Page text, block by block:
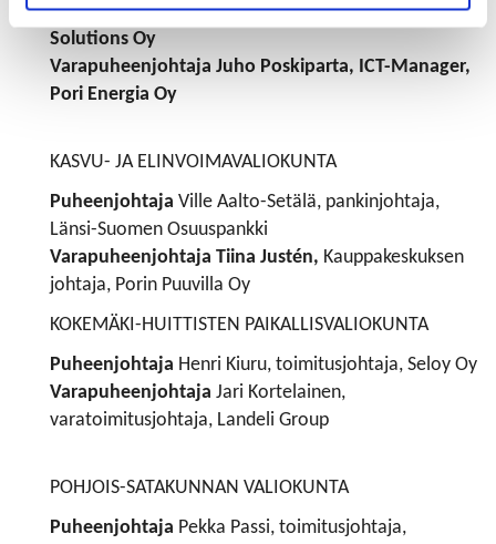
PuheenjohtajaKai Vainio, toimitusjohtaja, Dyme
Solutions Oy
Varapuheenjohtaja Juho Poskiparta, ICT-Manager,
Pori Energia Oy
KASVU- JA ELINVOIMAVALIOKUNTA
Puheenjohtaja Ville Aalto-Setälä, pankinjohtaja,
Länsi-Suomen Osuuspankki
Varapuheenjohtaja Tiina Justén, Kauppakeskuksen
johtaja, Porin Puuvilla Oy
KOKEMÄKI-HUITTISTEN PAIKALLISVALIOKUNTA
Puheenjohtaja Henri Kiuru, toimitusjohtaja, Seloy Oy
Varapuheenjohtaja Jari Kortelainen,
varatoimitusjohtaja, Landeli Group
POHJOIS-SATAKUNNAN VALIOKUNTA
Puheenjohtaja Pekka Passi, toimitusjohtaja,